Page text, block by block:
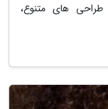
های متنوع،